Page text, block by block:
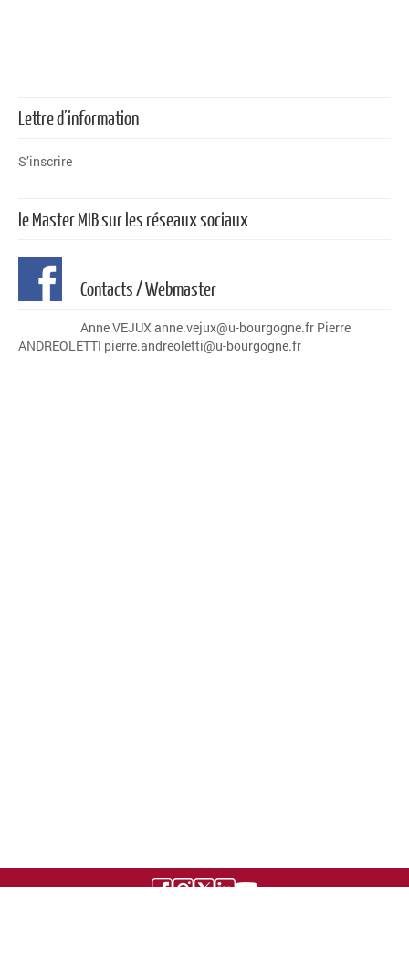
Lettre d’information
S’inscrire
le Master MIB sur les réseaux sociaux
Contacts / Webmaster
Anne VEJUX anne.vejux@u-bourgogne.fr Pierre
ANDREOLETTI pierre.andreoletti@u-bourgogne.fr